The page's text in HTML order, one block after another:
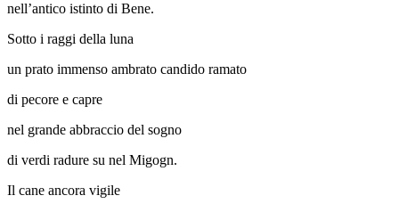
nell’antico istinto di Bene.
Sotto i raggi della luna
un prato immenso ambrato candido ramato
di pecore e capre
nel grande abbraccio del sogno
di verdi radure su nel Migogn.
Il cane ancora vigile